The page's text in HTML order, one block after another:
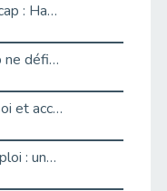
Emploi & Handicap : Hachette Livre et Cap emploi 92 renforcent leur collaboration
Et si le handicap ne définissait plus la carrière ?
« Confiance en soi et acceptation du handicap » : un levier puissant vers l’emploi
Handicap et emploi : une matinée pour briser les tabous